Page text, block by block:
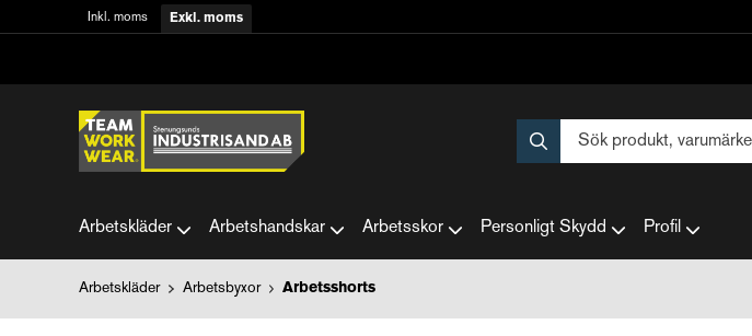
Inkl. moms Exkl. moms
Arbetskläder Arbetshandskar Arbetsskor Personligt Skydd Profil
Arbetskläder Arbetsbyxor Arbetsshorts